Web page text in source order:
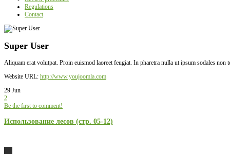
Regulations
Contact
Super User
Aliquam erat volutpat. Proin euismod laoreet feugiat. In pharetra nulla ut ipsum sodales
Website URL: http://www.youjoomla.com
29 Jun
2
Be the first to comment!
Использование лесов (стр. 05-12)